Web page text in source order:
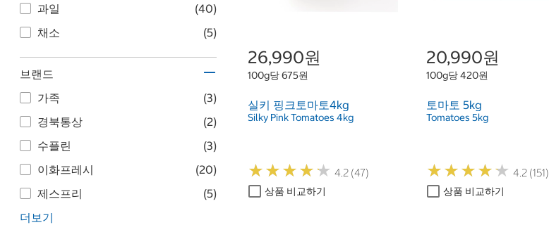
과일
(40)
채소
(5)
브랜드
가족
(3)
경북통상
(2)
수플린
(3)
이화프레시
(20)
제스프리
(5)
더보기
26,990원
100g당 675원
실키 핑크토마토4kg
Silky Pink Tomatoes 4kg
★★★★★
★★★★★ 4.2 (47)
상품 비교하기
20,990원
100g당 420원
토마토 5kg
Tomatoes 5kg
★★★★★
★★★★★ 4.2 (151)
상품 비교하기